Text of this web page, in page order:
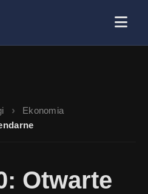
Ekonomia
Otwarte